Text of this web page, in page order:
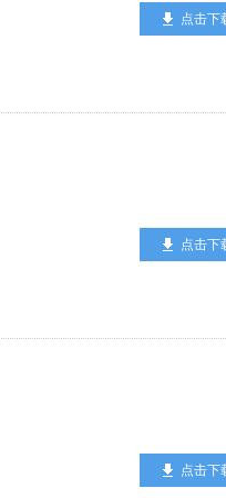
点击下
点击下
点击下